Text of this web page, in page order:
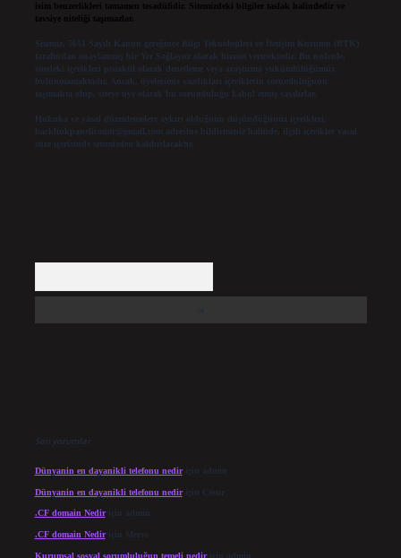
isim benzerlikleri tamamen tesadüfidir. Sitemizdeki bilgiler taslak halindedir ve
tavsiye niteliği taşımazlar.
Sitemiz, 5651 Sayılı Kanun gereğince Bilgi Teknolojileri ve İletişim Kurumu (BTK)
tarafından onaylanmış bir Yer Sağlayıcı olarak hizmet vermektedir. Bu nedenle,
sitedeki içerikleri proaktif olarak denetleme veya araştırma yükümlülüğümüz
bulunmamaktadır. Ancak, üyelerimiz yazdıkları içeriklerin sorumluluğunu
taşımakta olup, siteye üye olarak bu sorumluluğu kabul etmiş sayılırlar.
Hukuka ve yasal düzenlemelere aykırı olduğunu düşündüğünüz içerikleri,
backlinkpanelicomtr@gmail.comadresine bildirmeniz halinde, ilgili içerikler yasal
süre içerisinde sitemizden kaldırılacaktır.
Son yorumlar
Dünyanin en dayanikli telefonu nediriçin admin
Dünyanin en dayanikli telefonu nediriçin Cesur
.CF domain Nediriçin admin
.CF domain Nediriçin Merve
Kurumsal sosyal sorumluluğun temeli nediriçin admin